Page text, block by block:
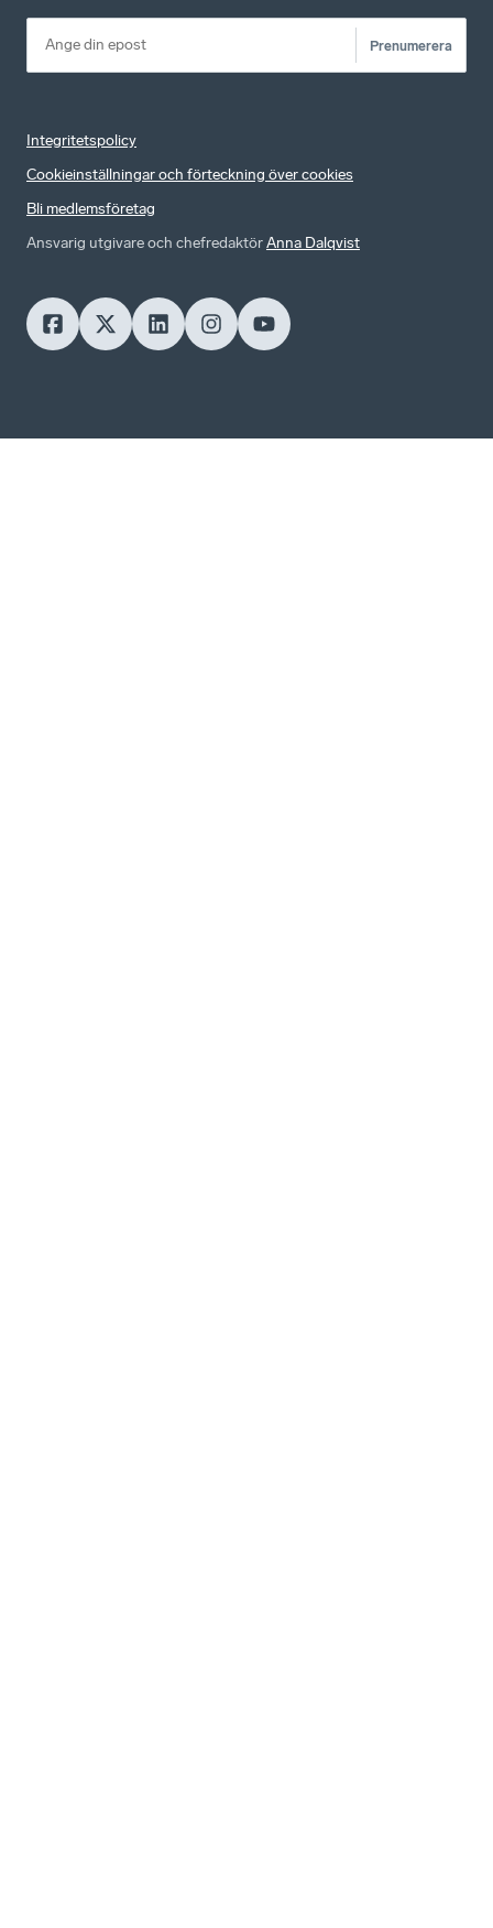
Prenumerera
Integritetspolicy
Cookieinställningar och förteckning över cookies
Bli medlemsföretag
Ansvarig utgivare och chefredaktörAnna Dalqvist